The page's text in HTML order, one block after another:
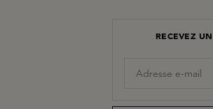
RECEVEZ